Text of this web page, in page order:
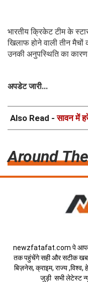
भारतीय क्रिकेट टीम के
खिलाफ होने वाली तीन
उनकी अनुपस्थिति का कारण
अपडेट जारी...
Also Read -सावन में
Around
newzfatafat.com पे आपको
तक पहुंचेंगे सही और सटीक
बिज़नेस, क्राइम, राज्य ,विश्व,
जुड़ी सभी लेटेस्ट